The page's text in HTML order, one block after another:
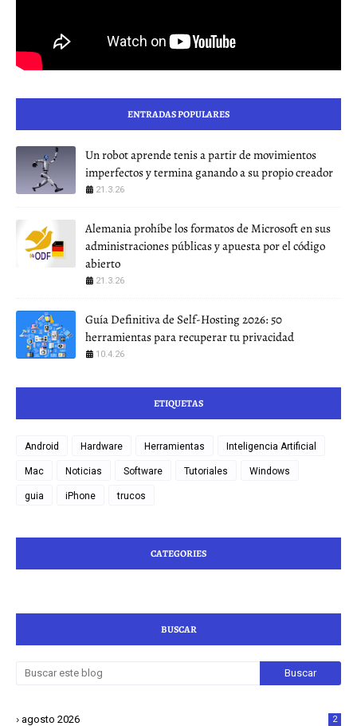
ENTRADAS POPULARES
Un robot aprende tenis a partir de movimientos
imperfectos y termina ganando a su propio creador
21.3.26
Alemania prohíbe los formatos de Microsoft en sus
administraciones públicas y apuesta por el código
abierto
21.3.26
Guía Definitiva de Self-Hosting 2026: 50
herramientas para recuperar tu privacidad
10.4.26
ETIQUETAS
Android Hardware Herramientas Inteligencia Artificial
Mac Noticias Software Tutoriales Windows
guia iPhone trucos
CATEGORIES
BUSCAR
agosto 2026 2